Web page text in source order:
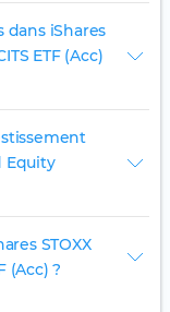
dans iShares
ETF (Acc)
Equity
STOXX
(Acc) ?